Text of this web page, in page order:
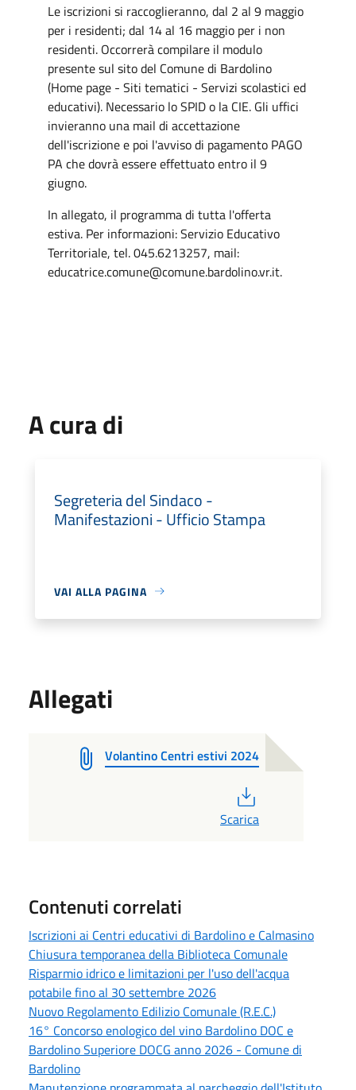
Le iscrizioni si raccoglieranno, dal 2 al 9 maggio
per i residenti; dal 14 al 16 maggio per i non
residenti. Occorrerà compilare il modulo
presente sul sito del Comune di Bardolino
(Home page - Siti tematici - Servizi scolastici ed
educativi). Necessario lo SPID o la CIE. Gli uffici
invieranno una mail di accettazione
dell'iscrizione e poi l'avviso di pagamento PAGO
PA che dovrà essere effettuato entro il 9
giugno.
In allegato, il programma di tutta l'offerta
estiva. Per informazioni: Servizio Educativo
Territoriale, tel. 045.6213257, mail:
educatrice.comune@comune.bardolino.vr.it.
A cura di
Segreteria del Sindaco -
Manifestazioni - Ufficio Stampa
VAI ALLA PAGINA
Allegati
Volantino Centri estivi 2024
Scarica
Contenuti correlati
Iscrizioni ai Centri educativi di Bardolino e Calmasino
Chiusura temporanea della Biblioteca Comunale
Risparmio idrico e limitazioni per l'uso dell'acqua
potabile fino al 30 settembre 2026
Nuovo Regolamento Edilizio Comunale (R.E.C.)
16° Concorso enologico del vino Bardolino DOC e
Bardolino Superiore DOCG anno 2026 - Comune di
Bardolino